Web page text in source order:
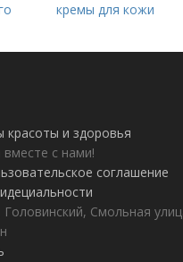
кремы для кожи
году
красоты и здоровья
вместе с нами!
соглашение
Смольная